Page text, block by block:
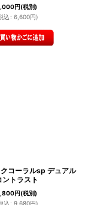
円(税別)
込 : 6,600円)
コーラルsp デュアル
ントラスト
円(税別)
込 : 9,680円)